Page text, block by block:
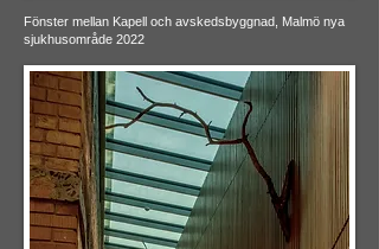
Fönster mellan Kapell och avskedsbyggnad, Malmö nya
sjukhusområde 2022